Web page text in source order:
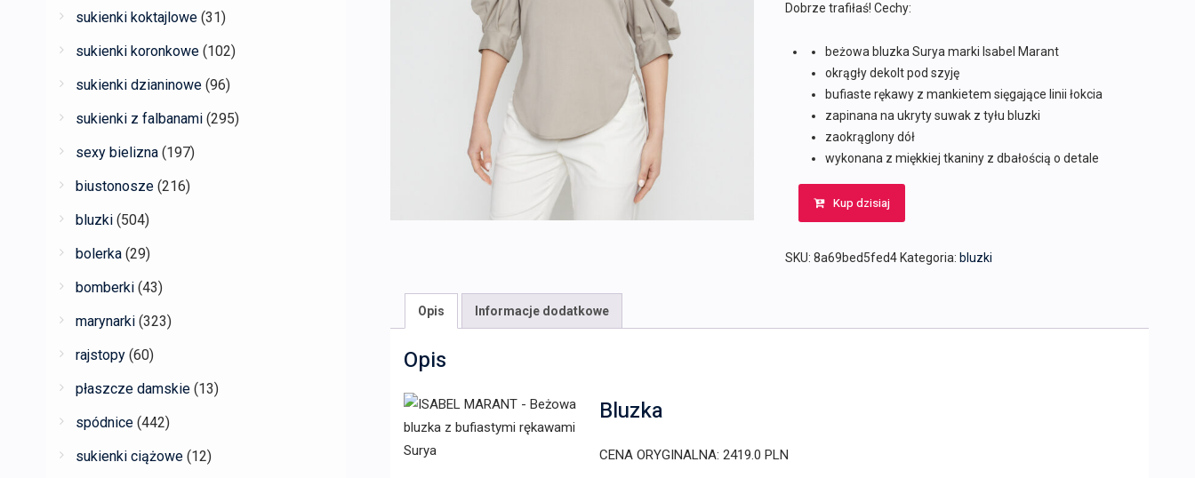
Dobrze trafiłaś! Cechy:
beżowa bluzka Surya marki Isabel Marant
okrągły dekolt pod szyję
bufiaste rękawy z mankietem sięgające linii łokcia
zapinana na ukryty suwak z tyłu bluzki
zaokrąglony dół
wykonana z miękkiej tkaniny z dbałością o detale
Kup dzisiaj
SKU: 8a69bed5fed4 Kategoria: bluzki
Opis Informacje dodatkowe
Opis
Bluzka
CENA ORYGINALNA: 2419.0 PLN
sukienki koktajlowe (31)
sukienki koronkowe (102)
sukienki dzianinowe (96)
sukienki z falbanami (295)
sexy bielizna (197)
biustonosze (216)
bluzki (504)
bolerka (29)
bomberki (43)
marynarki (323)
rajstopy (60)
płaszcze damskie (13)
spódnice (442)
sukienki ciążowe (12)